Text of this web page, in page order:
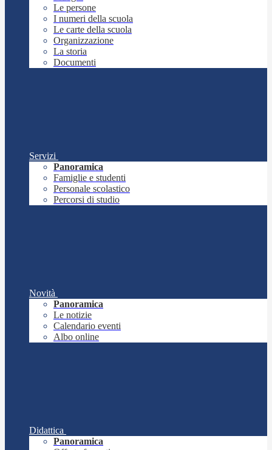
Le persone
I numeri della scuola
Le carte della scuola
Organizzazione
La storia
Documenti
Servizi
Panoramica
Famiglie e studenti
Personale scolastico
Percorsi di studio
Novità
Panoramica
Le notizie
Calendario eventi
Albo online
Didattica
Panoramica